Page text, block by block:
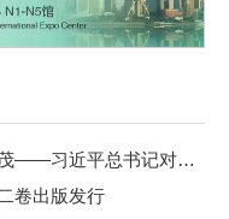
让中朝传统友谊之树更加根深叶茂——习近平总书记对朝鲜进行国事访问纪实
卷出版发行